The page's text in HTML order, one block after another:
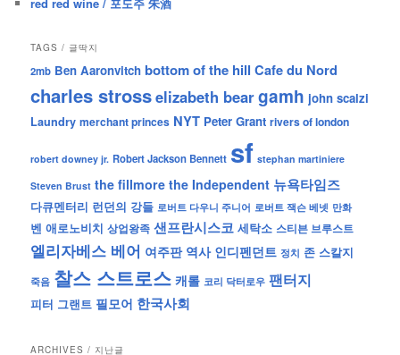
TAGS / 글딱지
2mb Ben Aaronvitch bottom of the hill Cafe du Nord
charles strosselizabeth beargamh john scalzi
Laundry merchant princes NYT Peter Grant rivers of london
robert downey jr. Robert Jackson Bennett sf stephan martiniere
Steven Brust the fillmore the Independent 뉴욕타임즈
다큐멘터리 런던의 강들 로버트 다우니 주니어 로버트 잭슨 베넷 만화
벤 애로노비치 상업왕족 샌프란시스코 세탁소 스티븐 브루스트
엘리자베스 베어 여주판 역사 인디펜던트 정치 존 스칼지
죽음 찰스 스트로스 캐롤 코리 닥터로우 팬터지
피터 그랜트 필모어 한국사회
ARCHIVES / 지난글